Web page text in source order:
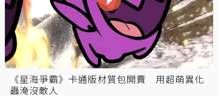
《星海爭霸》卡通版材質包開賣 用超萌異化
蟲淹沒敵人